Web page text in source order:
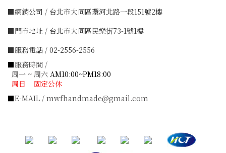
■網銷公司 / 台北市大同區環河北路一段151號2樓
■門市地址 / 台北市大同區民樂街73-1號1樓
■服務電話 / 02-2556-2556
■服務時間 /
周一 ~ 周六 AM10:00~PM18:00
周日 固定公休
■E-MAIL / mwfhandmade@gmail.com